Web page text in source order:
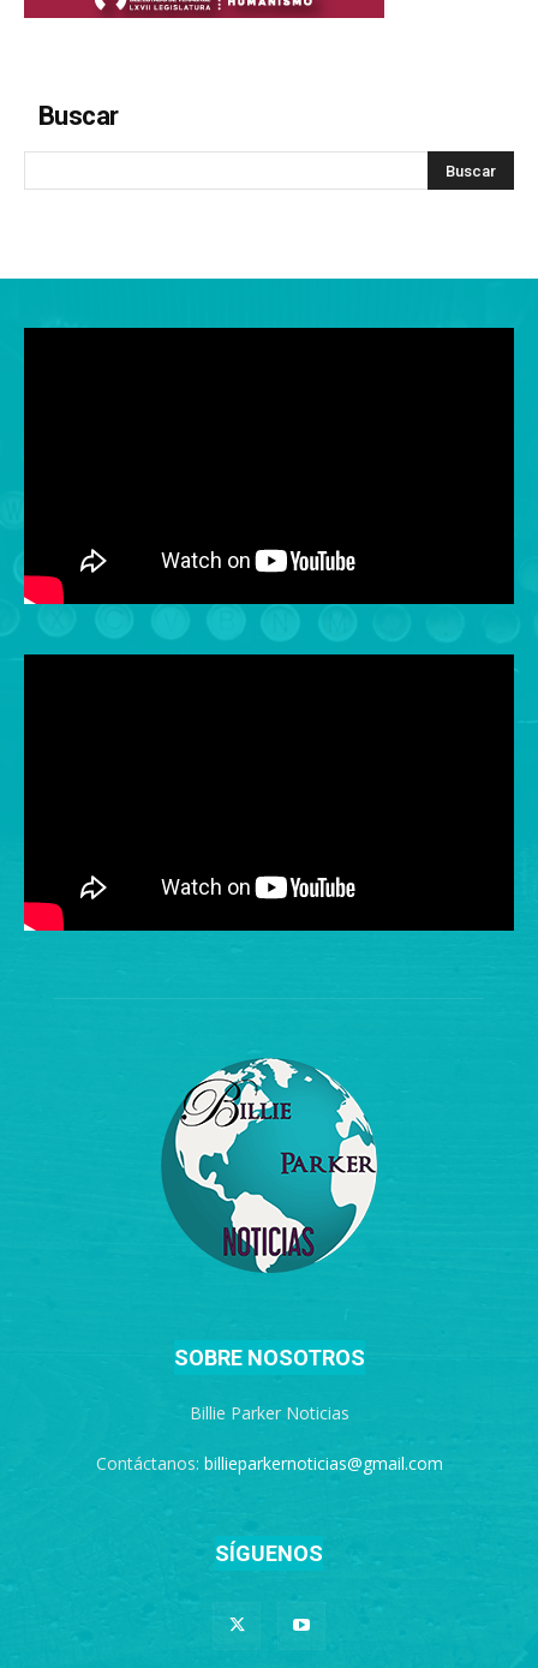
Buscar
SOBRE NOSOTROS
Billie Parker Noticias
Contáctanos: billieparkernoticias@gmail.com
SÍGUENOS